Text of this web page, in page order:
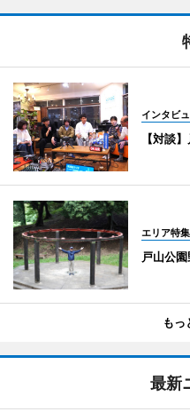
インタビ
【対談
エリア特集
戸山公
もっ
最新